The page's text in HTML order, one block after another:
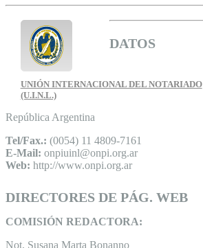
UNIÓN INTERNACIONAL DEL NOTARIADO
(U.I.N.L.)
DATOS
República Argentina
Tel/Fax.: (0054) 11 4809-7161
E-Mail: onpiuinl@onpi.org.ar
Web: http://www.onpi.org.ar
DIRECTORES DE PÁG. WEB
COMISIÓN REDACTORA:
Not. Susana Marta Bonanno